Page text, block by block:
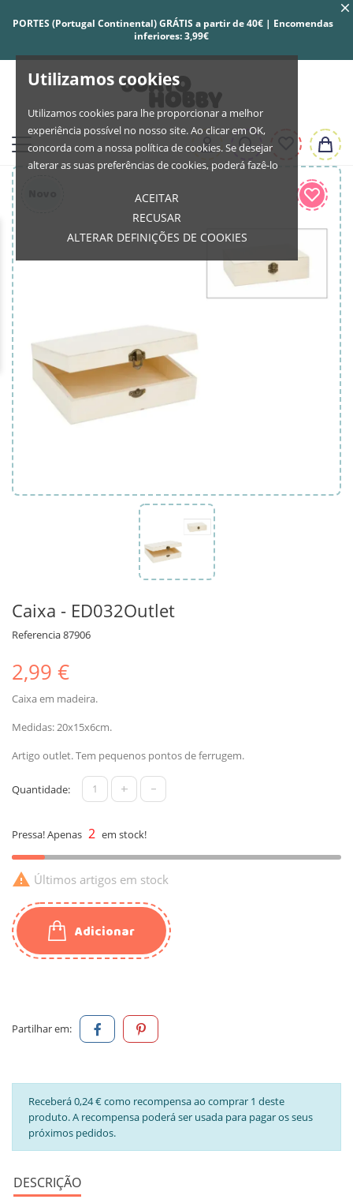
Utilizamos cookies
Utilizamos cookies para lhe proporcionar a melhor
experiência possível no nosso site. Ao clicar em OK,
concorda com a nossa política de cookies. Se desejar
alterar as suas preferências de cookies, poderá fazê-lo
ACEITAR
RECUSAR
ALTERAR DEFINIÇÕES DE COOKIES
PORTES (Portugal Continental) GRÁTIS a partir de 40€ | Encomendas
inferiores: 3,99€
Caixa - ED032Outlet
Referencia87906
2,99 €
Caixa em madeira.
Medidas: 20x15x6cm.
Artigo outlet. Tem pequenos pontos de ferrugem.
Quantidade: + -
Pressa! Apenas 2 em stock!
 Últimos artigos em stock
Adicionar
Partilhar em:
Receberá 0,24 € como recompensa ao comprar 1 deste
produto. A recompensa poderá ser usada para pagar os seus
próximos pedidos.
DESCRIÇÃO